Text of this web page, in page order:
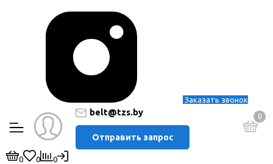
Заказать звонок
belt@tzs.by
Отправить запрос
0
0 0
0